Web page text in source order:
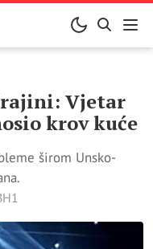
Vjetar
krov kuće
širom Unsko-